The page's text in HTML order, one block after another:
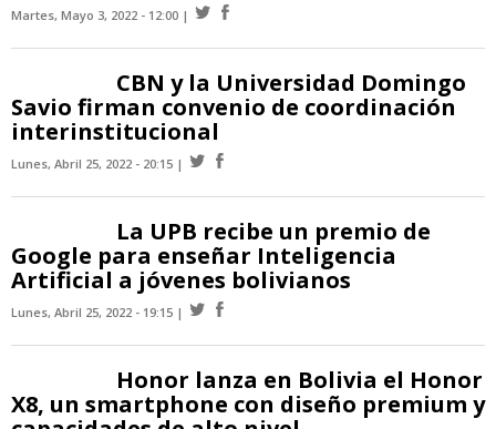
Martes, Mayo 3, 2022 - 12:00
CBN y la Universidad Domingo
Savio firman convenio de coordinación
interinstitucional
Lunes, Abril 25, 2022 - 20:15
La UPB recibe un premio de
Google para enseñar Inteligencia
Artificial a jóvenes bolivianos
Lunes, Abril 25, 2022 - 19:15
Honor lanza en Bolivia el Honor
X8, un smartphone con diseño premium y